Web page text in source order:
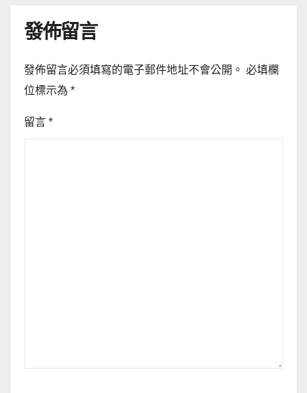
發佈留言
發佈留言必須填寫的電子郵件地址不會公開。 必填欄
位標示為 *
留言 *